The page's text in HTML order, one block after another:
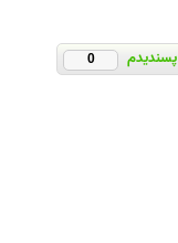
پسندیدم 0